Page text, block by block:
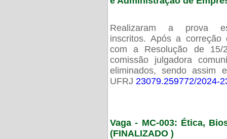
Realizaram a prova
inscritos. Após a
com a Resolução de 15/
comissão julgadora
eliminados, sendo assim
UFRJ 23079.259772/2024-
Vaga - MC-003: Ética,
(FINALIZADO )